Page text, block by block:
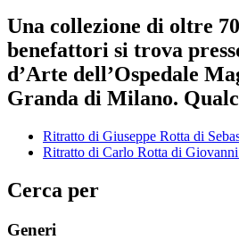
Una collezione di oltre
benefattori si trova
d’Arte dell’Ospedale
Granda di Milano.
Ritratto di Giuseppe Rotta di
Ritratto di Carlo Rotta di
Cerca per
Generi